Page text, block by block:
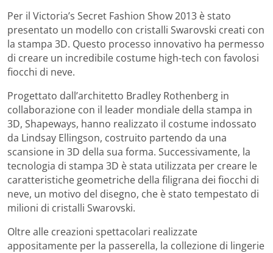
Per il Victoria’s Secret Fashion Show 2013 è stato
presentato un modello con cristalli Swarovski creati con
la stampa 3D. Questo processo innovativo ha permesso
di creare un incredibile costume high-tech con favolosi
fiocchi di neve.
Progettato dall’architetto Bradley Rothenberg in
collaborazione con il leader mondiale della stampa in
3D, Shapeways, hanno realizzato il costume indossato
da Lindsay Ellingson, costruito partendo da una
scansione in 3D della sua forma. Successivamente, la
tecnologia di stampa 3D è stata utilizzata per creare le
caratteristiche geometriche della filigrana dei fiocchi di
neve, un motivo del disegno, che è stato tempestato di
milioni di cristalli Swarovski.
Oltre alle creazioni spettacolari realizzate
appositamente per la passerella, la collezione di lingerie